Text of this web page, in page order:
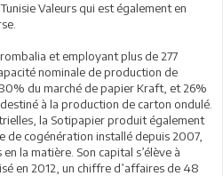
Valeurs qui est également en
et employant plus de 277
nominale de production de
du marché de papier Kraft, et 26%
à la production de carton ondulé.
la Sotipapier produit également
de cogénération installé depuis 2007,
la matière. Son capital s’élève à
en 2012, un chiffre d’affaires de 48